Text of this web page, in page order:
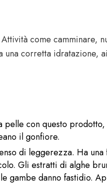
come camminare,
corretta
pelle con questo
il gonfiore.
di leggerezza. Ha
Gli estratti di alghe
gambe danno fastidio.